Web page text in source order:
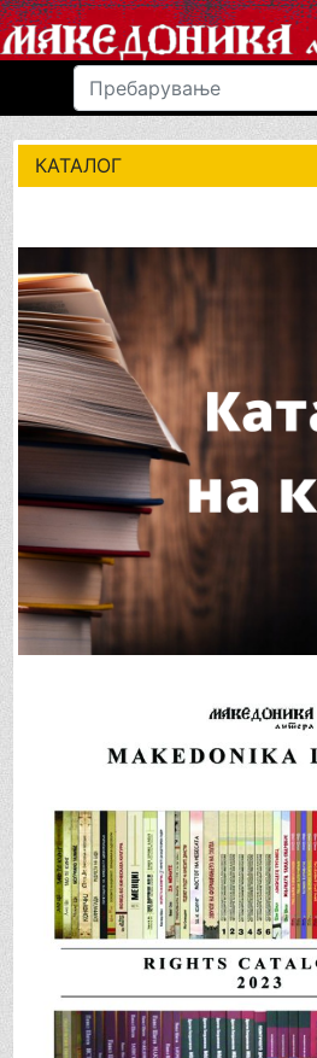
КАТАЛОГ